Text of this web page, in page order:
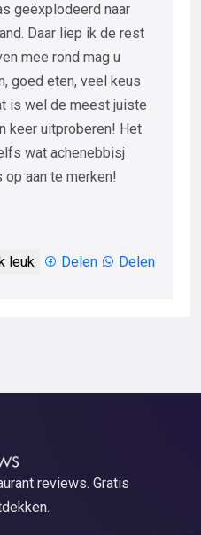
geëxplodeerd naar
Daar liep ik de rest
mee rond mag u
goed eten, veel keus
is wel de meest juiste
keer uitproberen! Het
wat achenebbisj
op aan te merken!
leuk Delen Delen
reviews. Gratis